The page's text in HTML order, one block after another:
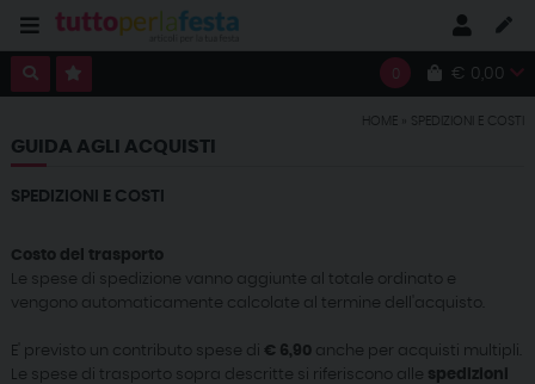
0 € 0,00
HOME » SPEDIZIONI E COSTI
GUIDA AGLI ACQUISTI
SPEDIZIONI E COSTI
Costo del trasporto
Le spese di spedizione vanno aggiunte al totale ordinato e
vengono automaticamente calcolate al termine dell'acquisto.
E' previsto un contributo spese di € 6,90
anche per acquisti multipli.
Le spese di trasporto sopra descritte si riferiscono alle spedizioni